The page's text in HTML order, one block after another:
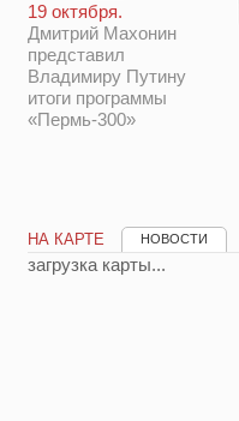
19 октября.
Дмитрий Махонин
представил
Владимиру Путину
итоги программы
«Пермь-300»
НА КАРТЕ НОВОСТИ
загрузка карты...